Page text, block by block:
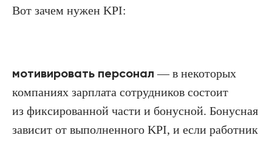
Вот зачем нужен KPI:
мотивировать персонал — в некоторых
компаниях зарплата сотрудников состоит
из фиксированной части и бонусной. Бонусная
зависит от выполненного KPI, и если работник